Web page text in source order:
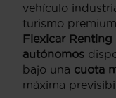
vehículo
turismo
Flexicar Renting
autónomos
bajo una cuota
máxima